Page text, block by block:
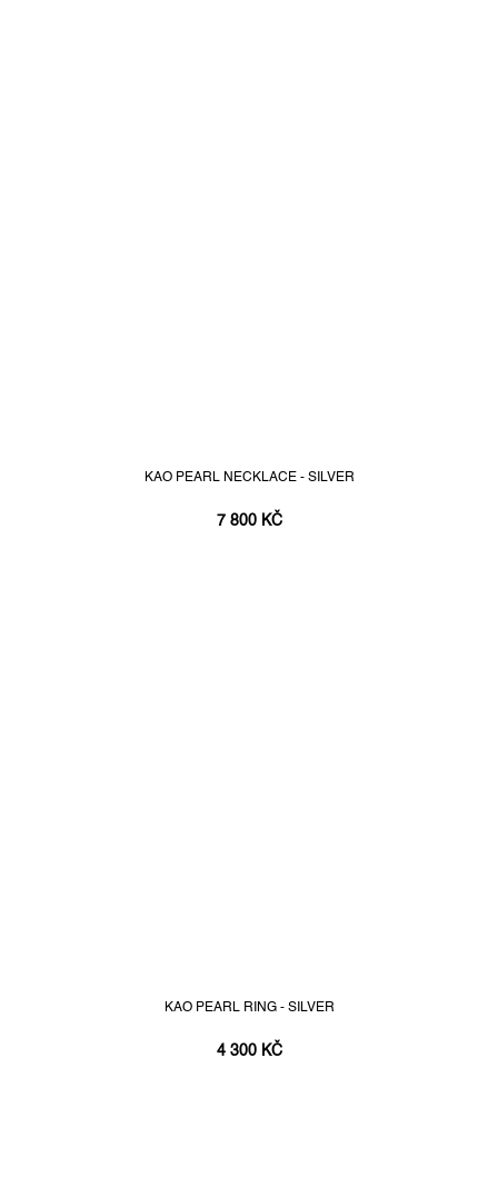
KAO PEARL NECKLACE - SILVER
7 800 KČ
KAO PEARL RING - SILVER
4 300 KČ